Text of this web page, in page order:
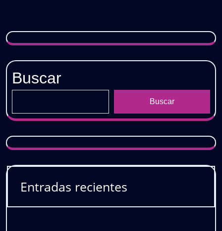
Buscar
Buscar
Entradas recientes